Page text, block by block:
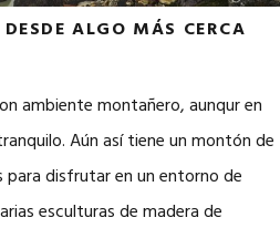
ALGO MÁS CERCA
ambiente montañero, aunqur en
Aún así tiene un montón de
disfrutar en un entorno de
esculturas de madera de